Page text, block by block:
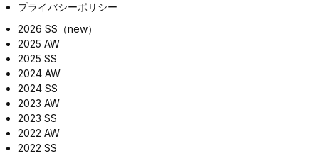
プライバシーポリシー
2026 SS（new）
2025 AW
2025 SS
2024 AW
2024 SS
2023 AW
2023 SS
2022 AW
2022 SS